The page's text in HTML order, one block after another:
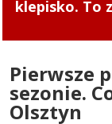
klepisko. To
Pierwsze
sezonie.
Olsztyn